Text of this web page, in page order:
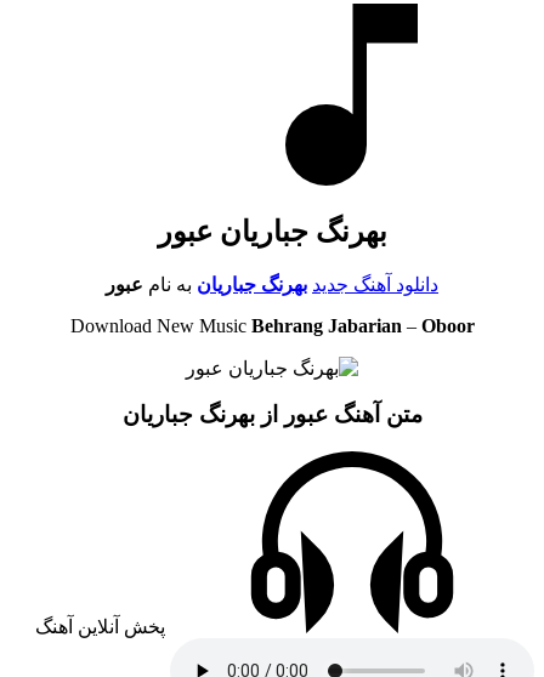
بهرنگ جباریان عبور
دانلود آهنگ جدید بهرنگ جباریان به نام عبور
Download New Music Behrang Jabarian – Oboor
متن آهنگ عبور از بهرنگ جباریان
پخش آنلاین آهنگ